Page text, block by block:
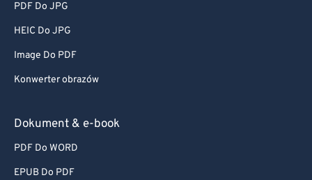
PDF Do JPG
HEIC Do JPG
Image Do PDF
Konwerter obrazów
Dokument & e-book
PDF Do WORD
EPUB Do PDF